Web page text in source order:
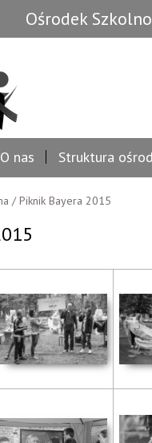
Ośrodek
O nas Struktura
/Piknik Bayera 2015